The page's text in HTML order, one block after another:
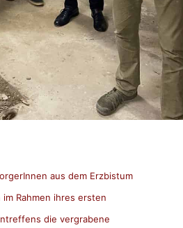
aus dem Erzbistum
Rahmen ihres ersten
die vergrabene